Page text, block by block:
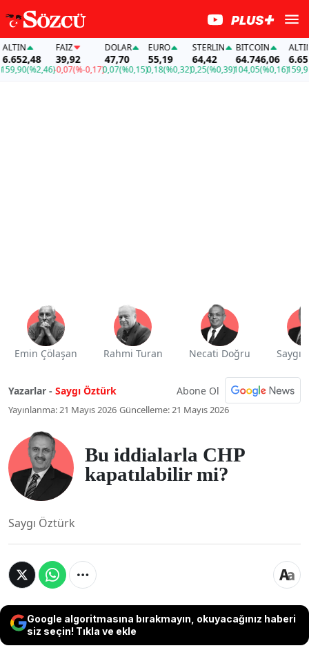
(%2,46)
39,92
-0,07(%-0,17)
DOLAR
47,70
0,07(%0,15)
EURO
55,19
0,18(%0,32)
STERLIN
64,42
0,25(%0,39)
BITCOIN
64.746,06
104,05(%0,16)
ALTIN
6.652,48
159,90
Emin Çölaşan Rahmi Turan Necati Doğru Saygı
Yazarlar - Saygı Öztürk Abone Ol
Yayınlanma: 21 Mayıs 2026 Güncelleme: 21 Mayıs 2026
Bu iddialarla CHP
kapatılabilir mi?
Saygı Öztürk
Google algoritmasına bırakmayın, okuyacağınız haberi
siz seçin! Tıkla ve ekle